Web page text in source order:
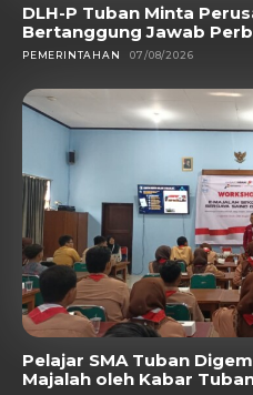
DLH-P Tuban Minta
Bertanggung Jawab
PEMERINTAHAN 07/08/2026
Pelajar SMA Tuban
Majalah oleh Kabar